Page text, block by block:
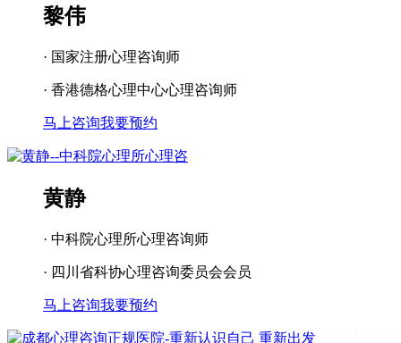
黎伟
· 国家注册心理咨询师
· 香港德格心理中心心理咨询师
马上咨询我要预约
黄静
· 中科院心理所心理咨询师
· 四川省科协心理咨询委员会会员
马上咨询我要预约
成都看心理疾病 成都心理辅导